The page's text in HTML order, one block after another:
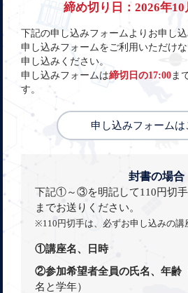
締め切り日：2026年10
下記の申し込みフォームよりお申し込
申し込みフォームをご利用いただけ
申し込みください。
申し込みフォームは締切日の17:00ま
す。
申し込みフォームは
封書の場合
下記①～③を明記して110円切
までお送りください。
※110円切手は、必ずお申し込みの講
①講座名、日時
②参加希望者全員の氏名、年齢
名と学年）